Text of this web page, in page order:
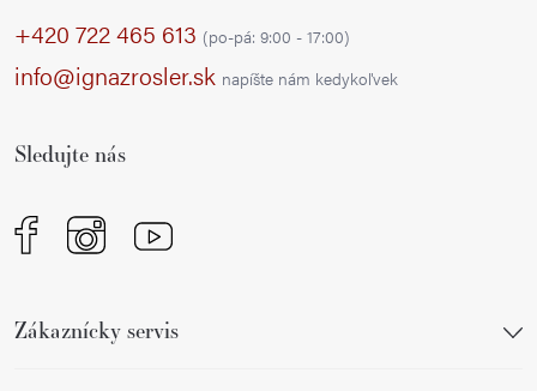
+420 722 465 613 (po-pá: 9:00 - 17:00)
info@ignazrosler.sk napíšte nám kedykoľvek
Sledujte nás
Zákaznícky servis